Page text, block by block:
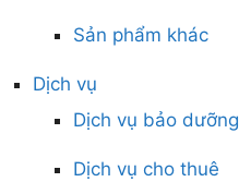
Sản phẩm khác
Dịch vụ
Dịch vụ bảo dưỡng
Dịch vụ cho thuê